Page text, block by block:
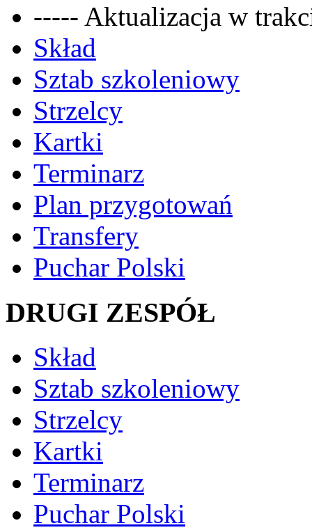
----- Aktualizacja w
Skład
Sztab szkoleniowy
Strzelcy
Kartki
Terminarz
Plan przygotowań
Transfery
Puchar Polski
DRUGI ZESPÓŁ
Skład
Sztab szkoleniowy
Strzelcy
Kartki
Terminarz
Puchar Polski